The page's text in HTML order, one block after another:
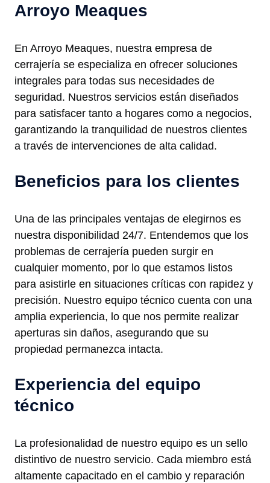
Arroyo Meaques
En Arroyo Meaques, nuestra empresa de
cerrajería se especializa en ofrecer soluciones
integrales para todas sus necesidades de
seguridad. Nuestros servicios están diseñados
para satisfacer tanto a hogares como a negocios,
garantizando la tranquilidad de nuestros clientes
a través de intervenciones de alta calidad.
Beneficios para los clientes
Una de las principales ventajas de elegirnos es
nuestra disponibilidad 24/7. Entendemos que los
problemas de cerrajería pueden surgir en
cualquier momento, por lo que estamos listos
para asistirle en situaciones críticas con rapidez y
precisión. Nuestro equipo técnico cuenta con una
amplia experiencia, lo que nos permite realizar
aperturas sin daños, asegurando que su
propiedad permanezca intacta.
Experiencia del equipo
técnico
La profesionalidad de nuestro equipo es un sello
distintivo de nuestro servicio. Cada miembro está
altamente capacitado en el cambio y reparación